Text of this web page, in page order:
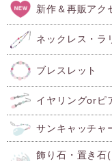
新作＆再販アク
ネックレス・ラ
ブレスレット
イヤリングorピ
サンキャッチャ
飾り石・置き石